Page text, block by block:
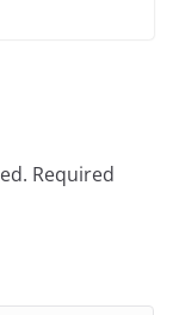
Required